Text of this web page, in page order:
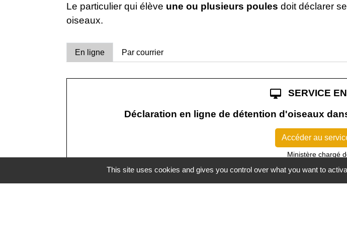
Le particulier qui élève une ou plusieurs poules doit déclarer
oiseaux.
En ligne Par courrier
desktop_mac
SERVICE
Déclaration en ligne de détention d'oiseaux
Accéder au
Ministère chargé
This site uses cookies and gives you control over what you want to